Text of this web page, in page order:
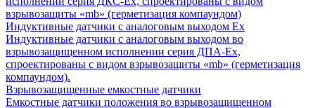
взрывозащиты «mb» (герметизация компаундом)
Индуктивные датчики с аналоговым выходом Ех
Индуктивные датчики с аналоговым выходом во
взрывозащищенном исполнении серия ДПА-Ех,
спроектированы с видом взрывозащиты «mb» (герметизация
компаундом).
Взрывозащищенные емкостные датчики
Емкостные датчики положения во взрывозащищенном